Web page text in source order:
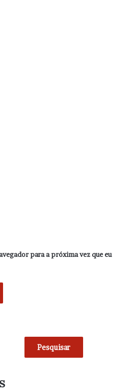
para a próxima vez que eu
Pesquisar